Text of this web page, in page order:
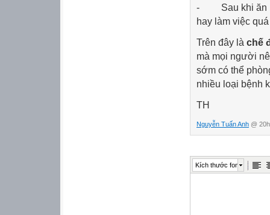
- Sau khi ăn
hay làm việc
Trên đây là chế
mà mọi người
sớm có thể
nhiều loại bệnh
TH
Nguyễn Tuấn Anh @
Kích thước font